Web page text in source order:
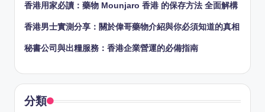
香港用家必讀：藥物 Mounjaro 香港 的保存方法 全面解構
香港男士實測分享：關於偉哥藥物介紹與你必須知道的真相
秘書公司與出糧服務：香港企業營運的必備指南
分類